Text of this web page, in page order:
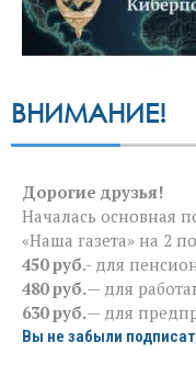
ВНИМАНИЕ!
Дорогие друзья!
Началась основная
«Наша газета» на 2
450 руб.- для
480 руб.— для
630 руб.— для
Вы не забыли